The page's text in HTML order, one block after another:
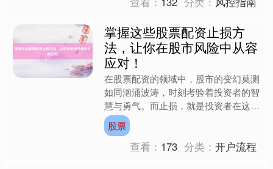
掌握这些股票配资止损方
法，让你在股市风险中从容
应对！
在股票配资的领域中，股市的变幻莫测
如同汹涌波涛，时刻考验着投资者的智
慧与勇气。而止损，就是投资者在这片
波涛中保障自身安全的“救生圈”。掌握
有效的股票配资止损方法....
股票
查看： 173 分类：开户流程